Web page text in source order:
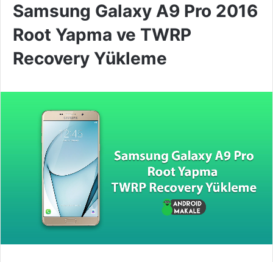
Samsung Galaxy A9 Pro 2016
Root Yapma ve TWRP
Recovery Yükleme